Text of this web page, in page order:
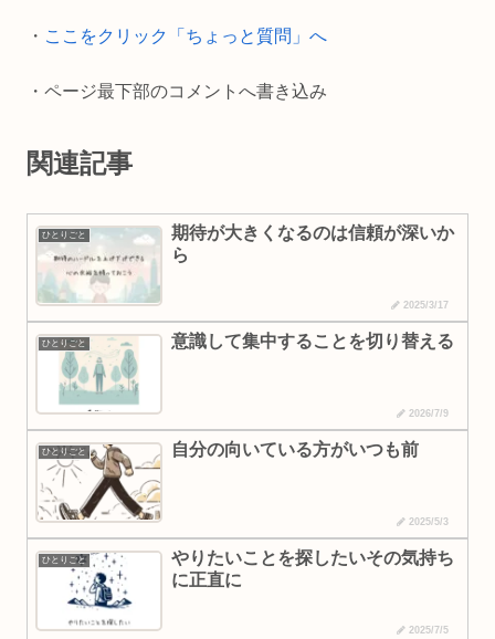
・ ここをクリック「ちょっと質問」へ
・ページ最下部のコメントへ書き込み
関連記事
ひとりごと
期待が大きくなるのは信頼が深いか
ら
2025/3/17
ひとりごと 意識して集中することを切り替える
2026/7/9
ひとりごと 自分の向いている方がいつも前
2025/5/3
ひとりごと
やりたいことを探したいその気持ち
に正直に
2025/7/5